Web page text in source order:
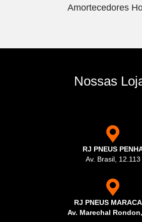
Amortecedores
Nossas
RJ PNEUS
Av. Brasil, 12.113
RJ PNEUS
Av. Marechal